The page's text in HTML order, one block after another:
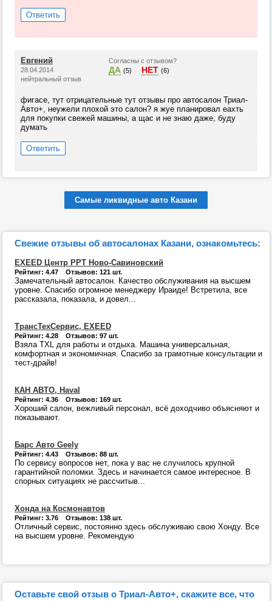
Ответить
Евгений
28.04.2014
нейтральный отзыв
Согласны с отзывом?
ДА (5) НЕТ (6)
фигасе, тут отрицательные тут отзывы про автосалон Триал-
Авто+, неужели плохой это салон? я жуе планировал еахть
для покупки свежей машины, а щас и не знаю даже, буду
думать
Ответить
Самые ликвидные авто Казани
Свежие отзывы об автосалонах Казани, ознакомьтесь:
EXEED Центр РРТ Ново-Савиновский
Рейтинг: 4.47 Отзывов: 121 шт.
Замечательный автосалон. Качество обслуживания на высшем
уровне. Спасибо огромное менеджеру Ираиде! Встретила, все
рассказала, показала, и довел...
ТрансТехСервис, EXEED
Рейтинг: 4.28 Отзывов: 97 шт.
Взяла TXL для работы и отдыха. Машина универсальная,
комфортная и экономичная. Спасибо за грамотные консультации и
тест-драйв!
КАН АВТО, Haval
Рейтинг: 4.36 Отзывов: 169 шт.
Хороший салон, вежливый персонал, всё доходчиво объясняют и
показывают.
Барс Авто Geely
Рейтинг: 4.43 Отзывов: 88 шт.
По сервису вопросов нет, пока у вас не случилось крупной
гарантийной поломки. Здесь и начинается самое интересное. В
спорных ситуациях не рассчитыв...
Хонда на Космонавтов
Рейтинг: 3.76 Отзывов: 138 шт.
Отличный сервис, постоянно здесь обслуживаю свою Хонду. Все
на высшем уровне. Рекомендую
Оставьте свой отзыв о Триал-Авто+, скажите все, что